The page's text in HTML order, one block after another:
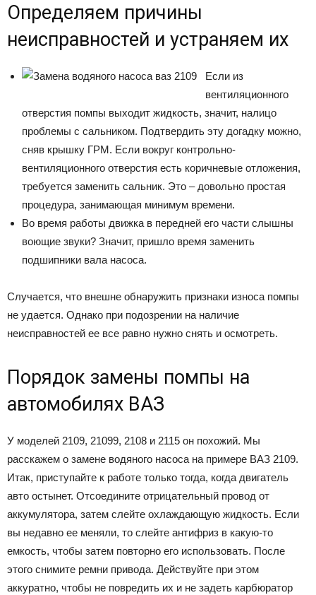
Определяем причины
неисправностей и устраняем их
Если из
вентиляционного
отверстия помпы выходит жидкость, значит, налицо
проблемы с сальником. Подтвердить эту догадку можно,
сняв крышку ГРМ. Если вокруг контрольно-
вентиляционного отверстия есть коричневые отложения,
требуется заменить сальник. Это – довольно простая
процедура, занимающая минимум времени.
Во время работы движка в передней его части слышны
воющие звуки? Значит, пришло время заменить
подшипники вала насоса.
Случается, что внешне обнаружить признаки износа помпы
не удается. Однако при подозрении на наличие
неисправностей ее все равно нужно снять и осмотреть.
Порядок замены помпы на
автомобилях ВАЗ
У моделей 2109, 21099, 2108 и 2115 он похожий. Мы
расскажем о замене водяного насоса на примере ВАЗ 2109.
Итак, приступайте к работе только тогда, когда двигатель
авто остынет. Отсоедините отрицательный провод от
аккумулятора, затем слейте охлаждающую жидкость. Если
вы недавно ее меняли, то слейте антифриз в какую-то
емкость, чтобы затем повторно его использовать. После
этого снимите ремни привода. Действуйте при этом
аккуратно, чтобы не повредить их и не задеть карбюратор